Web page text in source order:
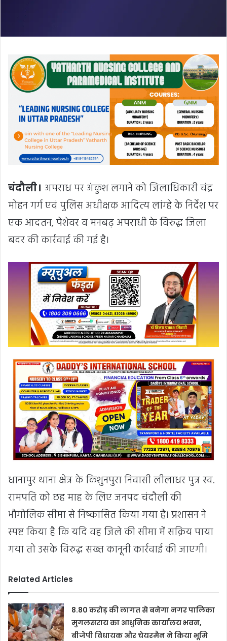
चंदौली। अपराध पर अंकुश लगाने को जिलाधिकारी चंद्र
मोहन गर्ग एवं पुलिस अधीक्षक आदित्य लांग्हे के निर्देश पर
एक आदतन, पेशेवर व मनबढ़ अपराधी के विरुद्ध जिला
बदर की कार्रवाई की गई है।
धानापुर थाना क्षेत्र के किशुनपुरा निवासी लीलाधर पुत्र स्व.
रामपति को छह माह के लिए जनपद चंदौली की
भौगोलिक सीमा से निष्कासित किया गया है। प्रशासन ने
स्पष्ट किया है कि यदि वह जिले की सीमा में सक्रिय पाया
गया तो उसके विरुद्ध सख्त कानूनी कार्रवाई की जाएगी।
Related Articles
8.80 करोड़ की लागत से बनेगा नगर पालिका
मुगलसराय का आधुनिक कार्यालय भवन,
बीजेपी विधायक और चेयरमैन ने किया भूमि